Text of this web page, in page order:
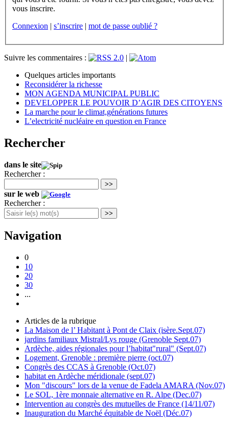
vous inscrire.
Connexion | s’inscrire | mot de passe oublié ?
Suivre les commentaires :
|
Quelques articles importants
Reconsidérer la richesse
MON AGENDA MUNICIPAL PUBLIC
DEVELOPPER LE POUVOIR D’AGIR DES CITOYENS
La marche pour le climat,générations futures
L’electricité nucléaire en question en France
Rechercher
dans le site
Rechercher :
>>
sur le web
Rechercher :
>>
Navigation
0
10
20
30
...
Articles de la rubrique
La Maison de l’ Habitant à Pont de Claix (isère.Sept.07)
jardins familiaux Mistral/Lys rouge (Grenoble Sept.07)
Ardèche, aides régionales pour l’habitat"rural" (Sept.07)
Logement, Grenoble : première pierre (oct.07)
Congrès des CCAS à Grenoble (Oct.07)
habitat en Ardèche méridionale (sept.07)
Mon "discours" lors de la venue de Fadela AMARA (Nov.07)
Le SOL, 1ère monnaie alternative en R. Alpe (Dec.07)
Intervention au congrès des mutuelles de France (14/11/07)
Inauguration du Marché équitable de Noël (Déc.07)